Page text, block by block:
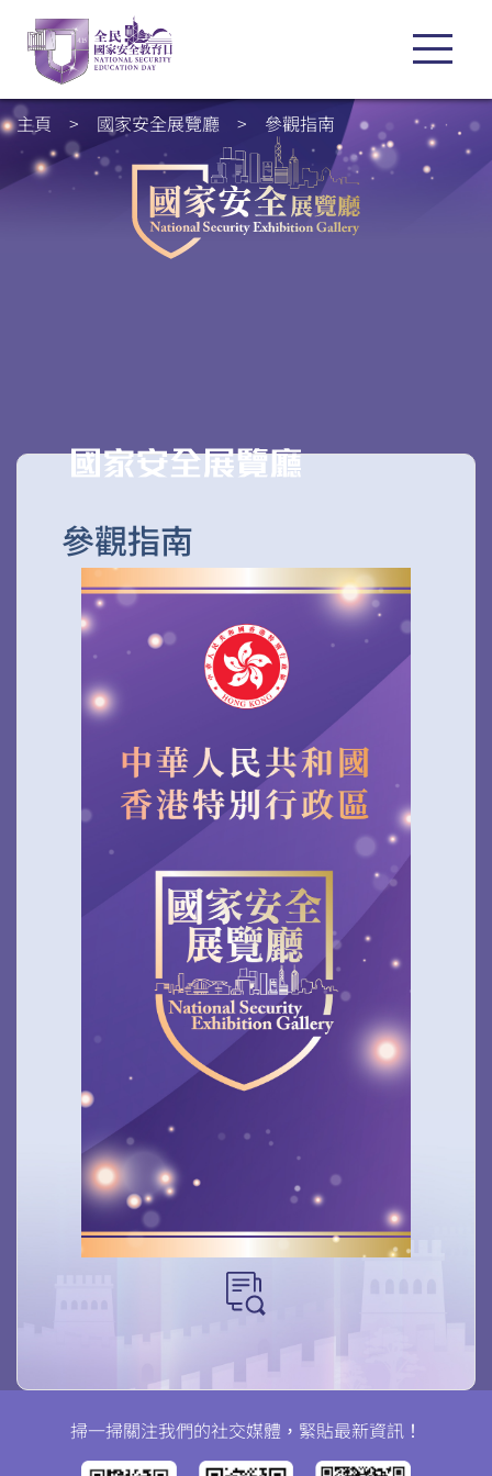
主頁 > 國家安全展覽廳 > 參觀指南
參觀指南
掃一掃關注我們的社交媒體，緊貼最新資訊！
掃一掃關注我們的社交媒體，緊貼最新資訊！
微博 小紅書